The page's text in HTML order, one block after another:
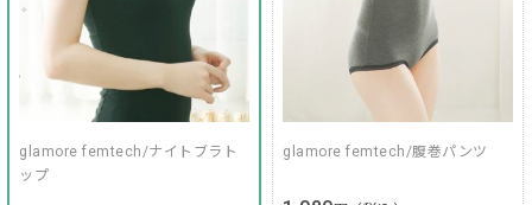
glamore femtech/ナイトブラト
ップ
glamore femtech/腹巻パンツ